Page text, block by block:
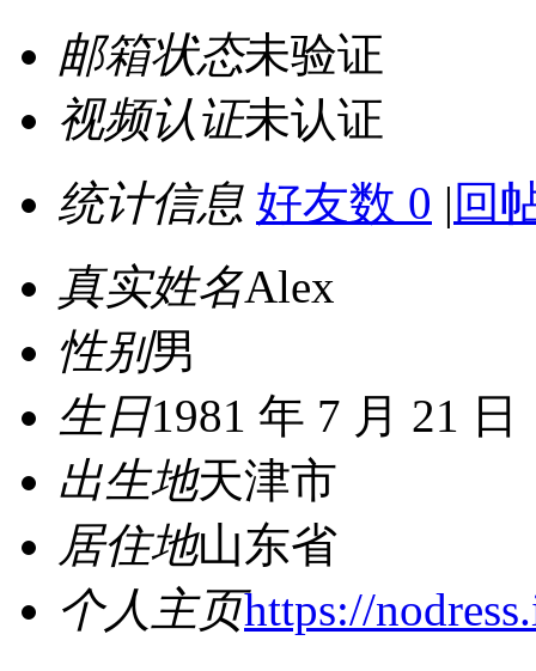
邮箱状态未验证
视频认证未认证
统计信息 好友数 0 | 回
真实姓名Alex
性别男
生日1981 年 7 月 21 日
出生地天津市
居住地山东省
个人主页https://